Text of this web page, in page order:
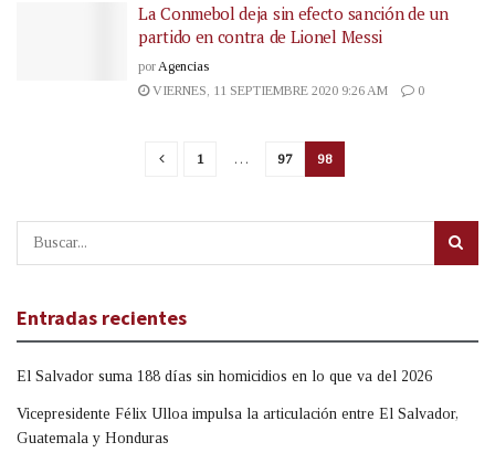
La Conmebol deja sin efecto sanción de un
partido en contra de Lionel Messi
por Agencias
VIERNES, 11 SEPTIEMBRE 2020 9:26 AM
0
1 … 97 98
Entradas recientes
El Salvador suma 188 días sin homicidios en lo que va del 2026
Vicepresidente Félix Ulloa impulsa la articulación entre El Salvador,
Guatemala y Honduras